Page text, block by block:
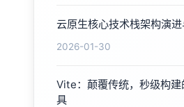
云原生核心技术栈架构演
2026-01-30
Vite：颠覆传统，秒级构建
具